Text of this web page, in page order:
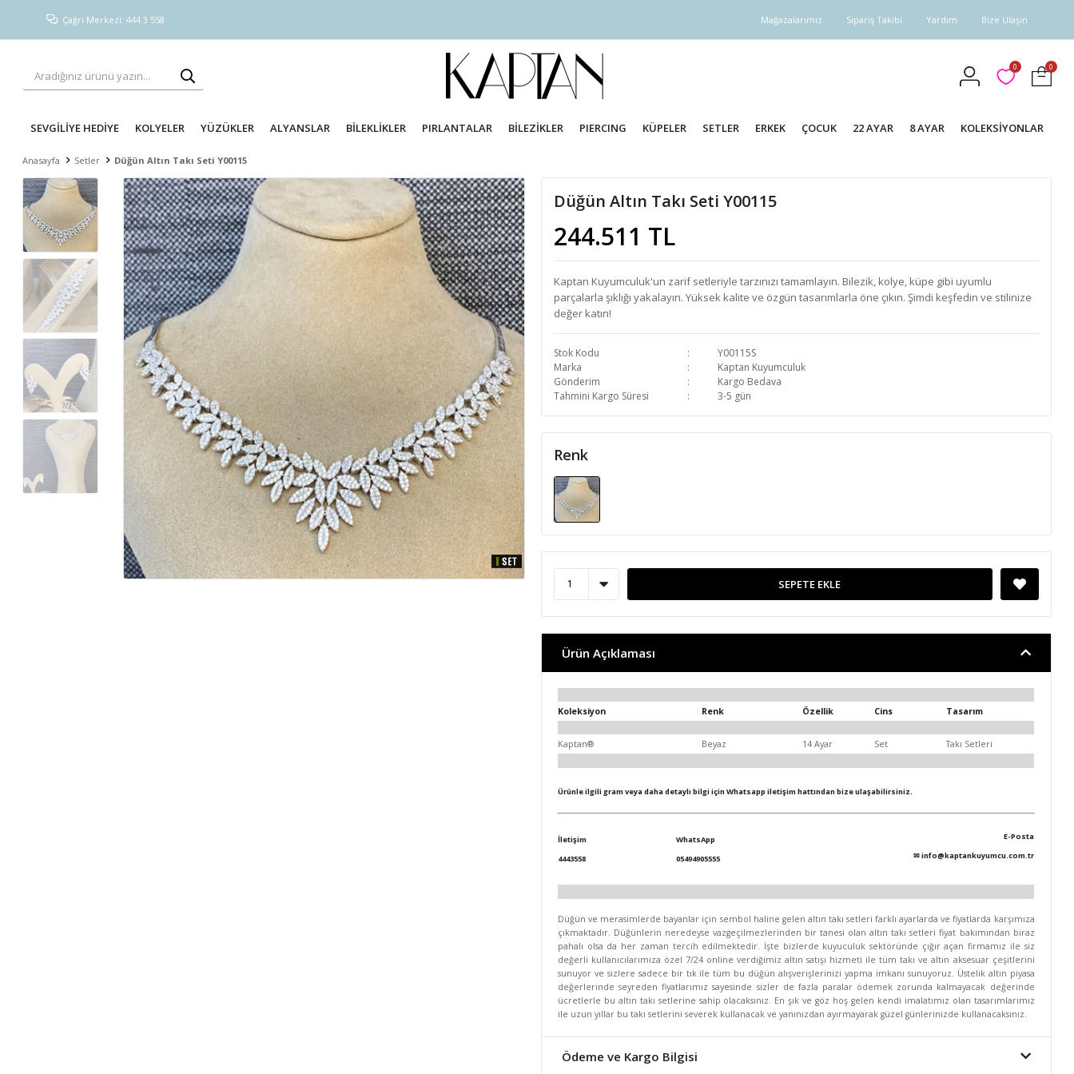
Çağrı Merkezi: 444 3 558 Mağazalarımız Sipariş Takibi Yardım Bize Ulaşın
0 0
SEVGİLİYE HEDİYE KOLYELER YÜZÜKLER ALYANSLAR BİLEKLİKLER PIRLANTALAR BİLEZİKLER PIERCING KÜPELER SETLER ERKEK ÇOCUK 22 AYAR 8 AYAR KOLEKSİYONLAR
Anasayfa Setler Düğün Altın Takı Seti Y00115
Düğün Altın Takı Seti Y00115
244.511 TL
Kaptan Kuyumculuk'un zarif setleriyle tarzınızı tamamlayın. Bilezik, kolye, küpe gibi uyumlu
parçalarla şıklığı yakalayın. Yüksek kalite ve özgün tasarımlarla öne çıkın. Şimdi keşfedin ve stilinize
değer katın!
Stok Kodu
Y00115S
Marka
Kaptan Kuyumculuk
Gönderim
Kargo Bedava
Tahmini Kargo Süresi
3-5 gün
Renk
SEPETE EKLE
Ürün Açıklaması
Koleksiyon Renk Özellik Cins Tasarım
Kaptan® Beyaz 14 Ayar Set Takı Setleri
Ürünle ilgili gram veya daha detaylı bilgi için Whatsapp iletişim hattından bize ulaşabilirsiniz.
İletişim
4443558
WhatsApp
05494905555
E-Posta
✉info@kaptankuyumcu.com.tr
Düğün ve merasimlerde bayanlar için sembol haline gelen altın takı setleri farklı ayarlarda ve fiyatlarda karşımıza
çıkmaktadır. Düğünlerin neredeyse vazgeçilmezlerinden bir tanesi olan altın takı setleri fiyat bakımından biraz
pahalı olsa da her zaman tercih edilmektedir. İşte bizlerde kuyuculuk sektöründe çığır açan firmamız ile siz
değerli kullanıcılarımıza özel 7/24 online verdiğimiz altın satışı hizmeti ile tüm takı ve altın aksesuar çeşitlerini
sunuyor ve sizlere sadece bir tık ile tüm bu düğün alışverişlerinizi yapma imkanı sunuyoruz. Üstelik altın piyasa
değerlerinde seyreden fiyatlarımız sayesinde sizler de fazla paralar ödemek zorunda kalmayacak değerinde
ücretlerle bu altın takı setlerine sahip olacaksınız. En şık ve göz hoş gelen kendi imalatımız olan tasarımlarımız
ile uzun yıllar bu takı setlerini severek kullanacak ve yanınızdan ayırmayarak güzel günlerinizde kullanacaksınız.
Ödeme ve Kargo Bilgisi